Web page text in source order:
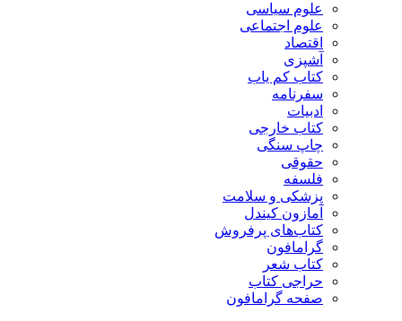
علوم سیاسی
علوم اجتماعی
اقتصاد
آشپزی
کتاب کم یاب
سفرنامه
ادبیات
کتاب خارجی
چاپ سنگی
حقوقی
فلسفه
پزشکی و سلامت
آمازون کیندل
کتاب‌های پرفروش
گرامافون
کتاب شعر
حراجی کتاب
صفحه گرامافون